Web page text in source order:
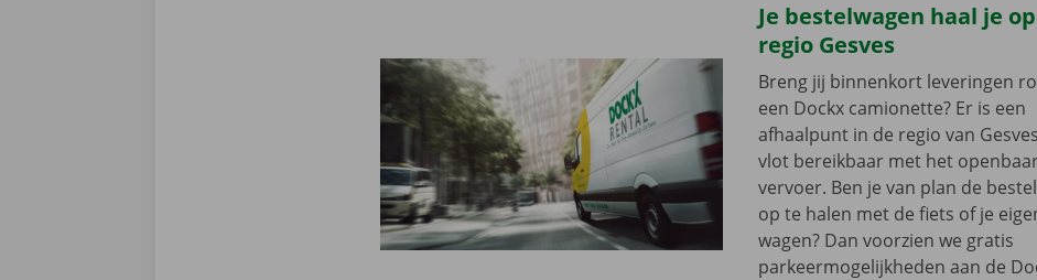
Je bestelwagen haal je
regio Gesves
Breng jij binnenkort leveringen
een Dockx camionette? Er is een
afhaalpunt in de regio van
vlot bereikbaar met het
vervoer. Ben je van plan de
op te halen met de fiets of je
wagen? Dan voorzien we gratis
parkeermogelijkheden aan de